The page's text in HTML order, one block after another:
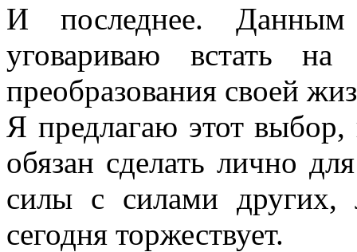
И последнее.
уговариваю встать
преобразования своей
Я предлагаю этот
обязан сделать лично
силы с силами других,
сегодня торжествует.